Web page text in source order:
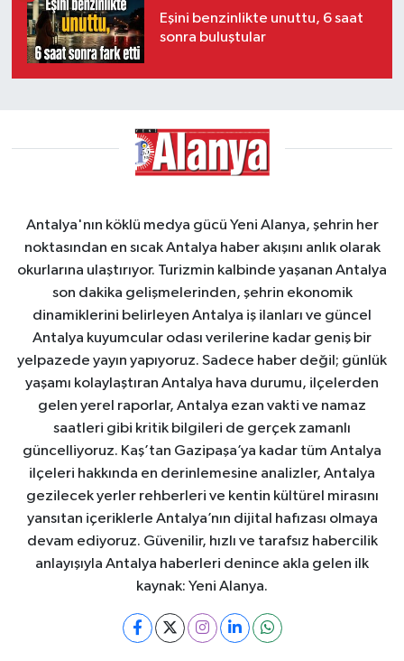
Eşini benzinlikte unuttu, 6 saat
sonra buluştular
Antalya'nın köklü medya gücü Yeni Alanya, şehrin her
noktasından en sıcak Antalya haber akışını anlık olarak
okurlarına ulaştırıyor. Turizmin kalbinde yaşanan Antalya
son dakika gelişmelerinden, şehrin ekonomik
dinamiklerini belirleyen Antalya iş ilanları ve güncel
Antalya kuyumcular odası verilerine kadar geniş bir
yelpazede yayın yapıyoruz. Sadece haber değil; günlük
yaşamı kolaylaştıran Antalya hava durumu, ilçelerden
gelen yerel raporlar, Antalya ezan vakti ve namaz
saatleri gibi kritik bilgileri de gerçek zamanlı
güncelliyoruz. Kaş’tan Gazipaşa’ya kadar tüm Antalya
ilçeleri hakkında en derinlemesine analizler, Antalya
gezilecek yerler rehberleri ve kentin kültürel mirasını
yansıtan içeriklerle Antalya’nın dijital hafızası olmaya
devam ediyoruz. Güvenilir, hızlı ve tarafsız habercilik
anlayışıyla Antalya haberleri denince akla gelen ilk
kaynak: Yeni Alanya.